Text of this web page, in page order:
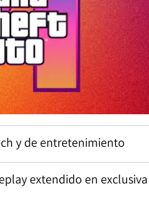
y de entretenimiento
extendido en exclusiva